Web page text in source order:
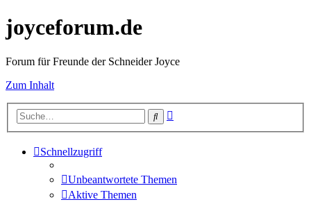
joyceforum.de
Forum für Freunde der Schneider Joyce
Zum Inhalt
Suche
Schnellzugriff
Unbeantwortete Themen
Aktive Themen